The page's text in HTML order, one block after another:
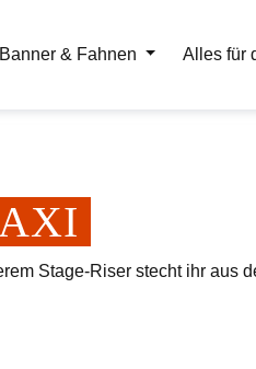
& Fahnen Alles für
Stage-Riser stecht ihr aus